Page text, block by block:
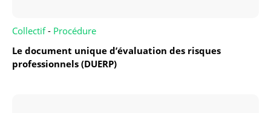
Collectif- Procédure
Le document unique d’évaluation des risques
professionnels (DUERP)